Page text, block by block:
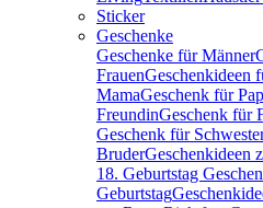
Sticker
Geschenke
Geschenke für Männer
FrauenGeschenkideen
MamaGeschenk für
FreundinGeschenk für
Geschenk für
BruderGeschenkideen
18. Geburtstag
Geburtstag